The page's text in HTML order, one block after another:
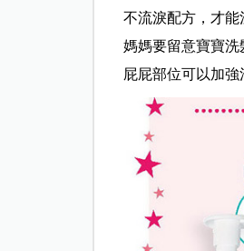
不流淚配方，才能
媽媽要留意寶寶
屁屁部位可以加強